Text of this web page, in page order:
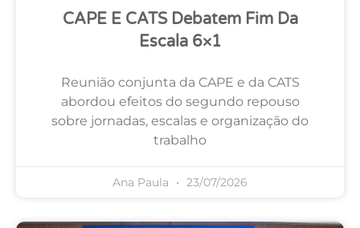
CAPE E CATS Debatem Fim Da
Escala 6×1
Reunião conjunta da CAPE e da CATS
abordou efeitos do segundo repouso
sobre jornadas, escalas e organização do
trabalho
Ana Paula 23/07/2026